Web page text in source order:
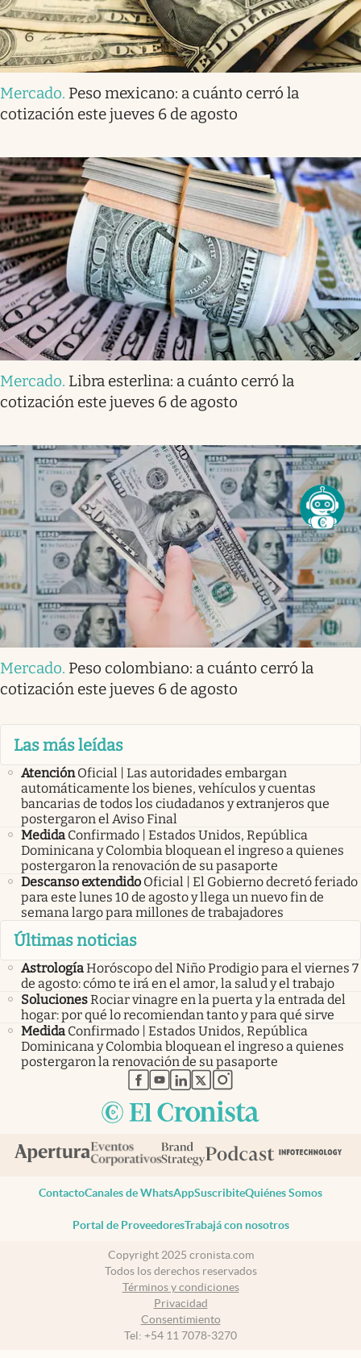
Mercado. Peso mexicano: a cuánto cerró la
cotización este jueves 6 de agosto
Mercado. Libra esterlina: a cuánto cerró la
cotización este jueves 6 de agosto
Mercado. Peso colombiano: a cuánto cerró la
cotización este jueves 6 de agosto
Las más leídas
Atención Oficial | Las autoridades embargan
automáticamente los bienes, vehículos y cuentas
bancarias de todos los ciudadanos y extranjeros que
postergaron el Aviso Final
Medida Confirmado | Estados Unidos, República
Dominicana y Colombia bloquean el ingreso a quienes
postergaron la renovación de su pasaporte
Descanso extendido Oficial | El Gobierno decretó feriado
para este lunes 10 de agosto y llega un nuevo fin de
semana largo para millones de trabajadores
Últimas noticias
AstrologíaHoróscopo del Niño Prodigio para el viernes 7
de agosto: cómo te irá en el amor, la salud y el trabajo
SolucionesRociar vinagre en la puerta y la entrada del
hogar: por qué lo recomiendan tanto y para qué sirve
Medida Confirmado | Estados Unidos, República
Dominicana y Colombia bloquean el ingreso a quienes
postergaron la renovación de su pasaporte
abre en nueva pestaña
abre en nueva pestaña
abre en nueva pestaña
abre en nueva pestaña
abre en nueva pestaña
ContactoCanales de WhatsAppSuscribiteQuiénes Somos
Portal de ProveedoresTrabajá con nosotros
Copyright 2025 cronista.com
Todos los derechos reservados
Términos y condiciones
Privacidad
Consentimiento
Tel: +54 11 7078-3270